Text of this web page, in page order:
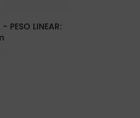
LINEAR: